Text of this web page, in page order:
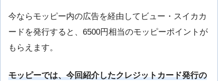
今ならモッピー内の広告を経由してビュー・スイカカ
ードを発行すると、6500円相当のモッピーポイントが
もらえます。
モッピーでは、今回紹介したクレジットカード発行の